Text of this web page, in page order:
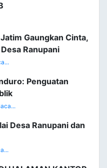
Gaungkan Cinta,
Ranupani
Penguatan
Desa Ranupani dan